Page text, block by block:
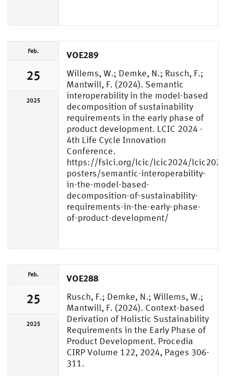
Feb.
25
2025
VOE289
Willems, W.; Demke, N.; Rusch, F.;
Mantwill, F. (2024). Semantic
interoperability in the model-based
decomposition of sustainability
requirements in the early phase of
product development. LCIC 2024 -
4th Life Cycle Innovation
Conference.
https://fslci.org/lcic/lcic2024/
posters/semantic-interoperability-
in-the-model-based-
decomposition-of-sustainability-
requirements-in-the-early-phase-
of-product-development/
Feb.
25
2025
VOE288
Rusch, F.; Demke, N.; Willems, W.;
Mantwill, F. (2024). Context-based
Derivation of Holistic Sustainability
Requirements in the Early Phase of
Product Development. Procedia
CIRP Volume 122, 2024, Pages 306-
311.